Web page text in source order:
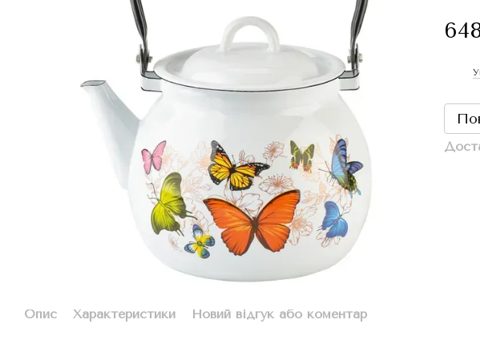
Опис Характеристики Новий відгук або коментар